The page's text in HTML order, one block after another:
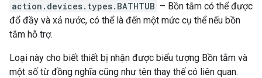
action.devices.types.BATHTUB – Bồn tắm có thể được
đổ đầy và xả nước, có thể là đến một mức cụ thể nếu bồn
tắm hỗ trợ.
Loại này cho biết thiết bị nhận được biểu tượng Bồn tắm và
một số từ đồng nghĩa cũng như tên thay thế có liên quan.